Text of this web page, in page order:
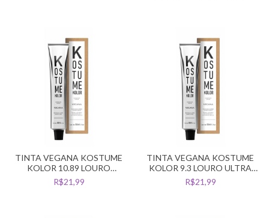
TINTA VEGANA KOSTUME
KOLOR 10.89 LOURO
CLARISSIMO PEROLA
R$21,99
TINTA VEGANA KOSTUME
KOLOR 9.3 LOURO ULTRA
CLARO DOURADO
R$21,99